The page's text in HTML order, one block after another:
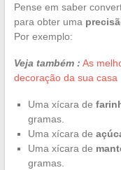
Pense em saber
para obter uma
Por exemplo:
Veja também : As
decoração da sua casa
Uma xícara de
gramas.
Uma xícara de
Uma xícara de
gramas.